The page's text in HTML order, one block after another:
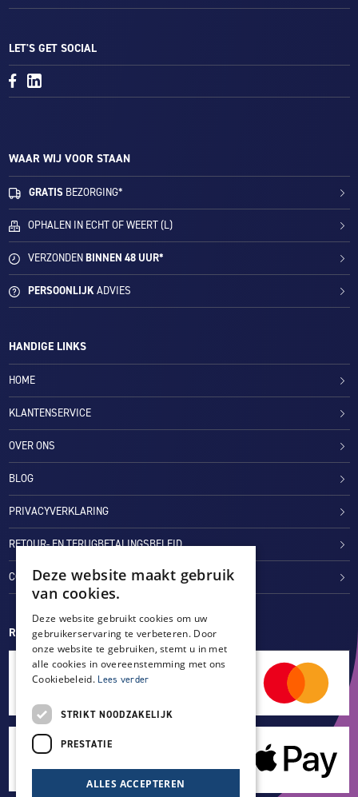
LET'S GET SOCIAL
WAAR WIJ VOOR STAAN
GRATIS BEZORGING*
OPHALEN IN ECHT OF WEERT (L)
VERZONDENBINNEN 48 UUR*
PERSOONLIJKADVIES
HANDIGE LINKS
HOME
KLANTENSERVICE
OVER ONS
BLOG
PRIVACYVERKLARING
RETOUR- EN TERUGBETALINGSBELEID
COOKIES
REVIEWMERK
Deze website maakt gebruik
van cookies.
Deze website gebruikt cookies om uw
gebruikerservaring te verbeteren. Door
onze website te gebruiken, stemt u in met
alle cookies in overeenstemming met ons
Cookiebeleid. Lees verder
STRIKT NOODZAKELIJK
PRESTATIE
ALLES ACCEPTEREN